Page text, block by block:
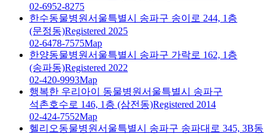
02-6952-8275
한수동물병원서울특별시 송파구 송이로 244, 1층
(문정동)Registered 2025
02-6478-7575Map
한양동물병원서울특별시 송파구 가락로 162, 1층
(송파동)Registered 2022
02-420-9993Map
행복한 우리아이 동물병원서울특별시 송파구
석촌호수로 146, 1층 (삼전동)Registered 2014
02-424-7552Map
헬리오동물병원서울특별시 송파구 송파대로 345, 3B동